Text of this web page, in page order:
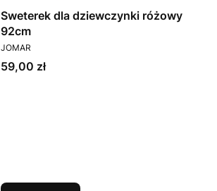
Sweterek dla dziewczynki różowy
92cm
PRODUCENT
JOMAR
Cena
59,00 zł